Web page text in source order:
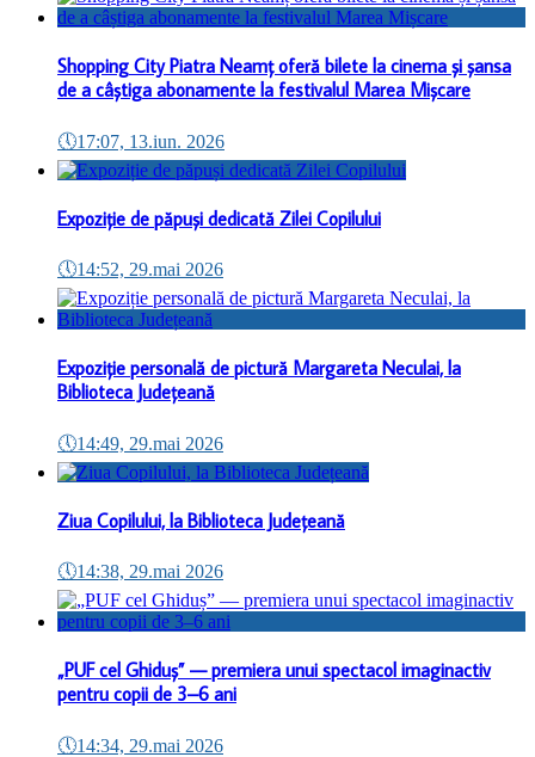
Shopping City Piatra Neamț oferă bilete la cinema și șansa
de a câștiga abonamente la festivalul Marea Mișcare
🕔17:07, 13.iun. 2026
Expoziție de păpuși dedicată Zilei Copilului
🕔14:52, 29.mai 2026
Expoziție personală de pictură Margareta Neculai, la
Biblioteca Județeană
🕔14:49, 29.mai 2026
Ziua Copilului, la Biblioteca Județeană
🕔14:38, 29.mai 2026
„PUF cel Ghiduș” — premiera unui spectacol imaginactiv
pentru copii de 3–6 ani
🕔14:34, 29.mai 2026